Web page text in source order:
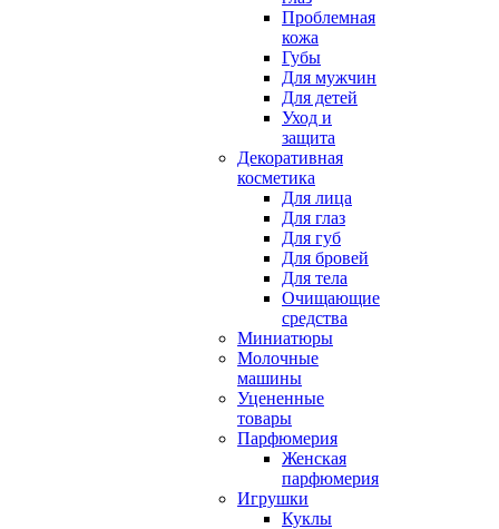
Проблемная
кожа
Губы
Для мужчин
Для детей
Уход и
защита
Декоративная
косметика
Для лица
Для глаз
Для губ
Для бровей
Для тела
Очищающие
средства
Миниатюры
Молочные
машины
Уцененные
товары
Парфюмерия
Женская
парфюмерия
Игрушки
Куклы